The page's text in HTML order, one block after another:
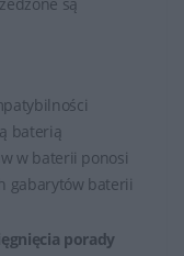
baterią
w baterii ponosi
gabarytów baterii
porady